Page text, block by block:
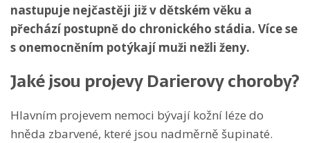
nastupuje nejčastěji již v dětském věku a
přechází postupně do chronického stádia. Více se
s onemocněním potýkají muži nežli ženy.
Jaké jsou projevy Darierovy choroby?
Hlavním projevem nemoci bývají kožní léze do
hněda zbarvené, které jsou nadměrně šupinaté.